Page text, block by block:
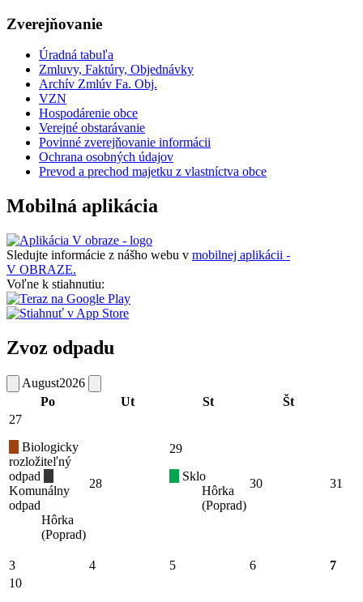
Zverejňovanie
Úradná tabuľa
Zmluvy, Faktúry, Objednávky
Archív Zmlúv Fa. Obj.
VZN
Hospodárenie obce
Verejné obstarávanie
Povinné zverejňovanie informácii
Ochrana osobných údajov
Prevod a prechod majetku z vlastníctva obce
Mobilná aplikácia
Sledujte informácie z nášho webu v mobilnej aplikácii -
V OBRAZE.
Voľne k stiahnutiu:
Zvoz odpadu
August2026
Po
Ut St Št
27
Biologicky
rozložiteľný
odpad
Komunálny
odpad
Hôrka
(Poprad)
28
29
Sklo
Hôrka
(Poprad)
30 31
3 4 5 6
7
10